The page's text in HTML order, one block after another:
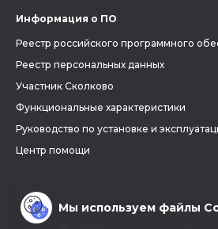
Информация о ПО
Реестр российского программного
Реестр персональных данных
Участник Сколково
Функциональные характеристики
Руководство по установке и
Центр помощи
Мы используем файлы